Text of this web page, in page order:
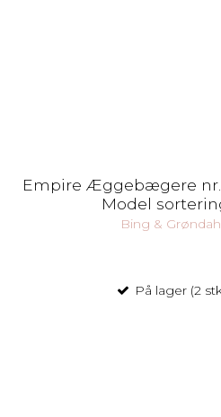
Empire Æggebægere nr.
Model
Bing &
På lager (2